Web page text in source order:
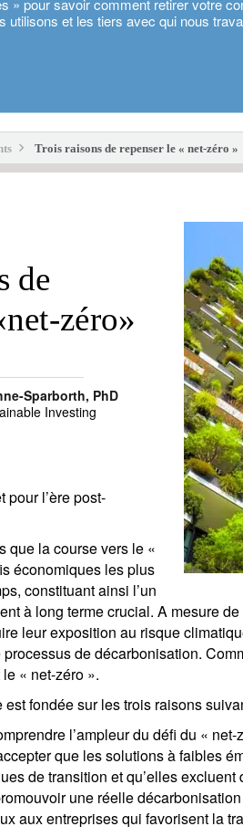
utilisons et les tiers avec qui nous
Trois raisons de repenser le « net-zéro »
de
zéro»
Sparborth, PhD
Investing
pour l’ère post-
que la course vers le «
économiques les plus
constituant ainsi l’un
à long terme crucial. A mesure
leur exposition au risque
de décarbonisation.
« net-zéro ».
fondée sur les trois raisons
l’ampleur du défi du «
que les solutions à faibles
de transition et qu’elles
une réelle
aux entreprises qui favorisent la